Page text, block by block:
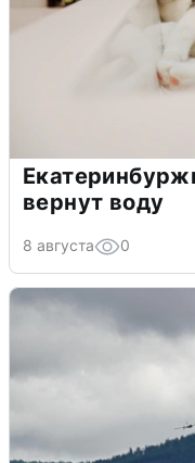
вернут воду
8 августа 0